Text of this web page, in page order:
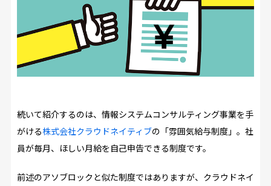
続いて紹介するのは、情報システムコンサルティング事業を手
がける株式会社クラウドネイティブの「雰囲気給与制度」。社
員が毎月、ほしい月給を自己申告できる制度です。
前述のアソブロックと似た制度ではありますが、クラウドネイ